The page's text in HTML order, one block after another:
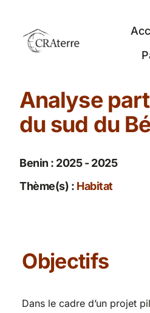
contenu
Analyse
du sud du
Benin : 2025 - 2025
Thème(s) : Habitat
Objectifs
Dans le cadre d’un projet